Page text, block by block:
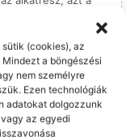
(cookies), az
a böngészési
nem személyre
Ezen technológiák
adatokat dolgozzunk
az egyedi